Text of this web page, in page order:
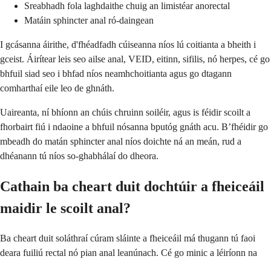
Sreabhadh fola laghdaithe chuig an limistéar anorectal
Matáin sphincter anal ró-daingean
I gcásanna áirithe, d'fhéadfadh cúiseanna níos lú coitianta a bheith i
gceist. Áirítear leis seo ailse anal, VEID, eitinn, sifilis, nó herpes, cé go
bhfuil siad seo i bhfad níos neamhchoitianta agus go dtagann
comharthaí eile leo de ghnáth.
Uaireanta, ní bhíonn an chúis chruinn soiléir, agus is féidir scoilt a
fhorbairt fiú i ndaoine a bhfuil nósanna bputóg gnáth acu. B’fhéidir go
mbeadh do matán sphincter anal níos doichte ná an meán, rud a
dhéanann tú níos so-ghabhálaí do dheora.
Cathain ba cheart duit dochtúir a fheiceáil
maidir le scoilt anal?
Ba cheart duit soláthraí cúram sláinte a fheiceáil má thugann tú faoi
deara fuiliú rectal nó pian anal leanúnach. Cé go minic a léiríonn na